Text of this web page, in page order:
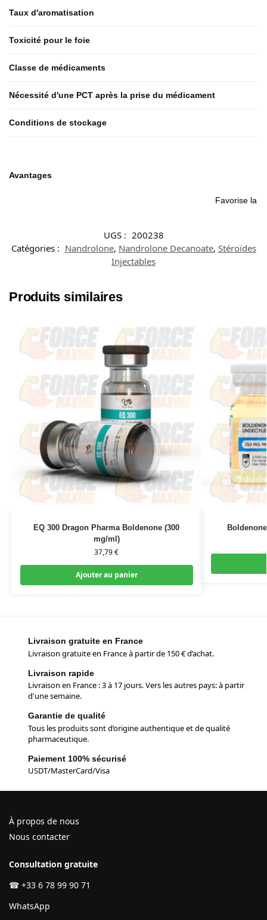
Taux d'aromatisation
Toxicité pour le foie
Classe de médicaments
Nécessité d'une PCT après la prise du médicament
Conditions de stockage
Avantages
Favorise la
UGS : 200238
Catégories : Nandrolone, Nandrolone Decanoate, Stéroïdes
Injectables
Produits similaires
EQ 300 Dragon Pharma Boldenone (300
mg/ml)
37,79€
Ajouter au panier
Livraison gratuite en France
Livraison gratuite en France à partir de 150 € d’achat.
Livraison rapide
Livraison en France : 3 à 17 jours. Vers les autres pays: à partir
d'une semaine.
Garantie de qualité
Tous les produits sont d’origine authentique et de qualité
pharmaceutique.
Paiement 100% sécurisé
USDT/MasterCard/Visa
À propos de nous
Nous contacter
Consultation gratuite
☎ +33 6 78 99 90 71
WhatsApp